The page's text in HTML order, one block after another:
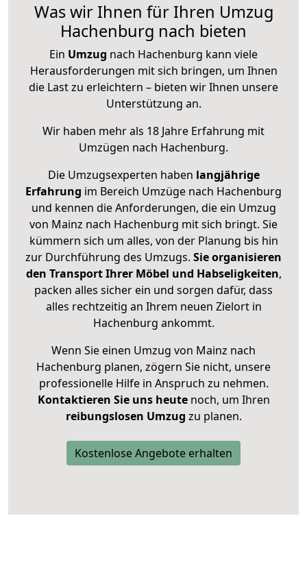
Was wir Ihnen für Ihren Umzug
Hachenburg nach bieten
Ein Umzug nach Hachenburg kann viele
Herausforderungen mit sich bringen, um Ihnen
die Last zu erleichtern – bieten wir Ihnen unsere
Unterstützung an.
Wir haben mehr als 18 Jahre Erfahrung mit
Umzügen nach Hachenburg.
Die Umzugsexperten haben langjährige
Erfahrung im Bereich Umzüge nach Hachenburg
und kennen die Anforderungen, die ein Umzug
von Mainz nach Hachenburg mit sich bringt. Sie
kümmern sich um alles, von der Planung bis hin
zur Durchführung des Umzugs. Sie organisieren
den Transport Ihrer Möbel und Habseligkeiten,
packen alles sicher ein und sorgen dafür, dass
alles rechtzeitig an Ihrem neuen Zielort in
Hachenburg ankommt.
Wenn Sie einen Umzug von Mainz nach
Hachenburg planen, zögern Sie nicht, unsere
professionelle Hilfe in Anspruch zu nehmen.
Kontaktieren Sie uns heutenoch, um Ihren
reibungslosen Umzug zu planen.
Kostenlose Angebote erhalten